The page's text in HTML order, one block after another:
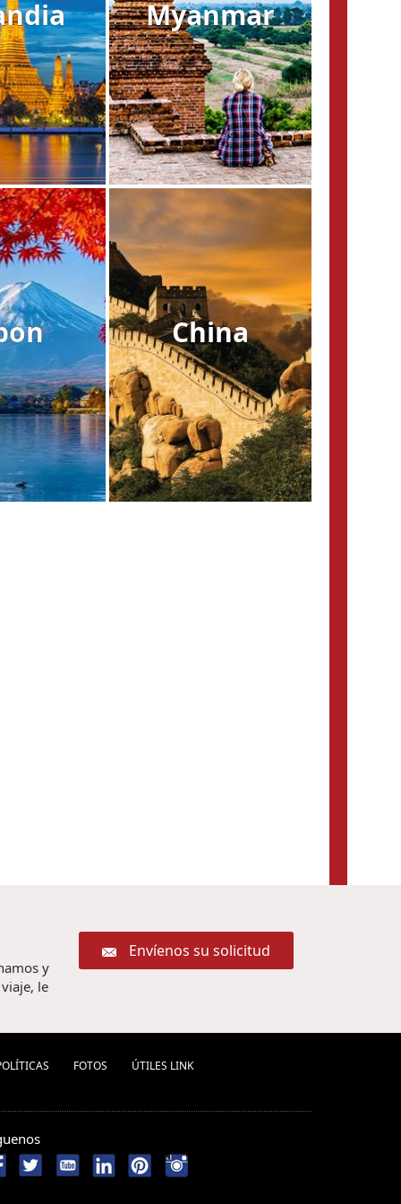
Myanmar
China
y
le
Envíenos su solicitud
FOTOS ÚTILES LINK